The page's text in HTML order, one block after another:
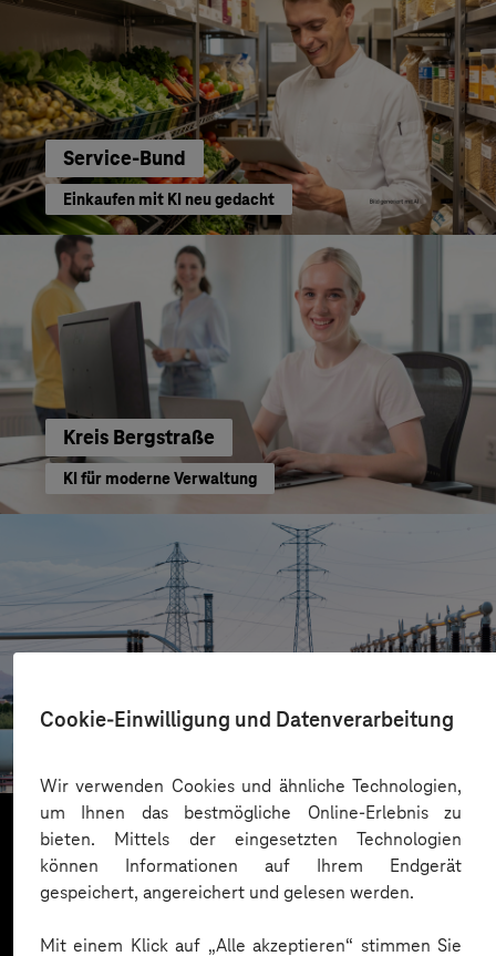
Cookie-Einwilligung und Datenverarbeitung
Wir verwenden Cookies und ähnliche Technologien,
um Ihnen das bestmögliche Online-Erlebnis zu
bieten. Mittels der eingesetzten Technologien
können Informationen auf Ihrem Endgerät
gespeichert, angereichert und gelesen werden.
Mit einem Klick auf „Alle akzeptieren“ stimmen Sie
Service-Bund
Einkaufen mit KI neu gedacht
Kreis Bergstraße
KI für moderne Verwaltung
HIGHVOLT Prüftechnik Dresden GmbH
Mehr laden